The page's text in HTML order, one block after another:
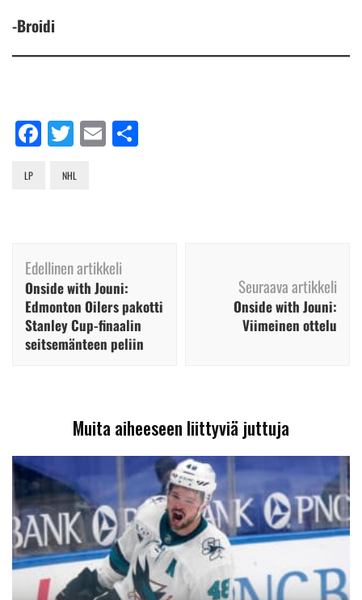
-Broidi
Facebook
Twitter
Email
LP NHL
Artikkelien
selaus
Edellinen artikkeli
Onside with Jouni:
Edmonton Oilers pakotti
Stanley Cup-finaalin
seitsemänteen peliin
Seuraava artikkeli
Onside with Jouni:
Viimeinen ottelu
Muita aiheeseen liittyviä juttuja